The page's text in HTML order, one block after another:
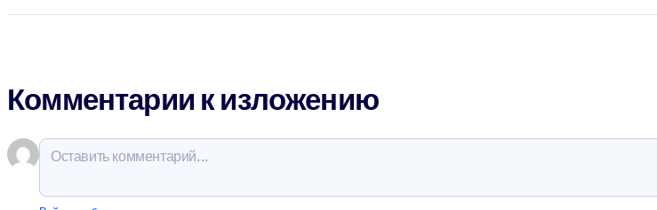
Комментарии к изложению